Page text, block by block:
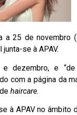
a 25 de novembro
se à APAV.
dezembro, e
com a página da
haircare.
à APAV no âmbito